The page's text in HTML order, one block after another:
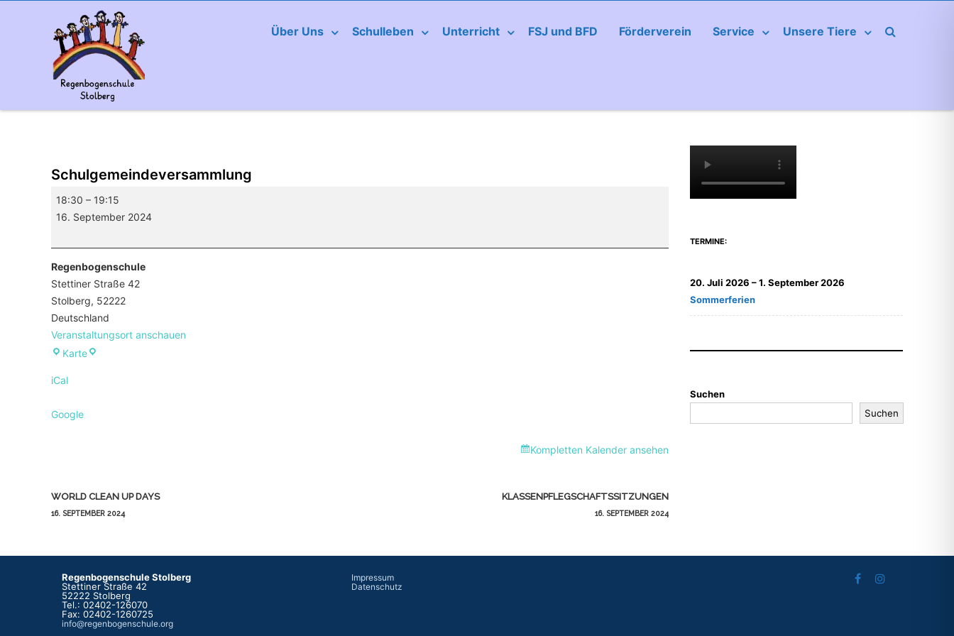
Über Uns Schulleben Unterricht FSJ und BFD Förderverein Service Unsere Tiere
Schulgemeindeversammlung
Schulgemeindeversammlung
18:30 – 19:15
16. September 2024
Regenbogenschule
Stettiner Straße 42
Stolberg, 52222
Deutschland
Veranstaltungsort anschauen
KarteRegenbogenschule
iCal
Google
Kompletten Kalender ansehen
Beitragsnavigation
WORLD CLEAN UP DAYS
16. SEPTEMBER 2024
KLASSENPFLEGSCHAFTSSITZUNGEN
16. SEPTEMBER 2024
TERMINE:
20. Juli 2026 –1. September 2026
Sommerferien
Suchen
Suchen
Regenbogenschule Stolberg
Stettiner Straße 42
52222 Stolberg
Tel.: 02402-126070
Fax: 02402-1260725
info@regenbogenschule.org
Impressum
Datenschutz